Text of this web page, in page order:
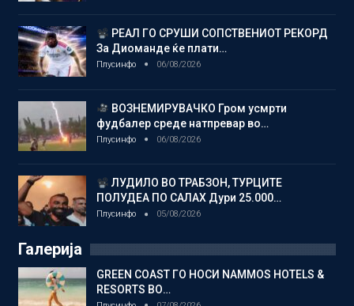
РЕАЛ ГО СРУШИ СОПСТВЕНИОТ РЕКОРД
За Диоманде ќе плати…
Плусинфо 06/08/2026
ВОЗНЕМИРУВАЧКО Гром усмрти
фудбалер среде натпревар во…
Плусинфо 06/08/2026
ЛУДИЛО ВО ТРАБЗОН, ТУРЦИТЕ
ПОЛУДЕА ПО САЛАХ Дури 25.000…
Плусинфо 05/08/2026
Галерија
GREEN COAST ГО НОСИ NAMMOS HOTELS &
RESORTS ВО…